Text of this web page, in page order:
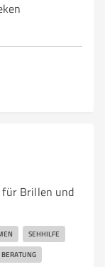
für Brillen und
SEHHILFE